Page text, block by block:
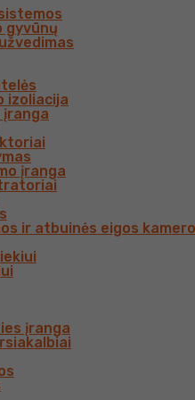
gyvūnų
izoliacija
įranga
įranga
ir atbuinės eigos
įranga